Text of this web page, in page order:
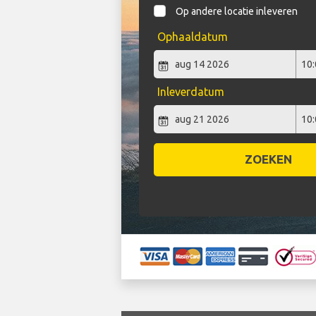
Op andere locatie inleveren
Ophaaldatum
Inleverdatum
ZOEKEN